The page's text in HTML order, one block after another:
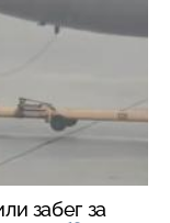
забег за